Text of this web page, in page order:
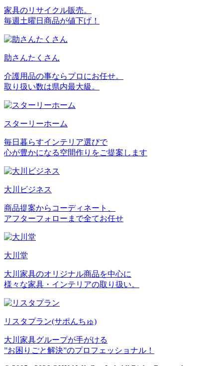
家具のリサイクル販売。
毎週土曜日商品が値下げ！
助さんたくさん
介護用品の事ならプロにお任せ。
取り扱い数は県内最大級。
スターリーホーム
毎日暮らすインテリア選びで
心が豊かになる空間作りをご提案します
大川ビジネス
商品提案からコーディネート、
アフターフォローまで全てお任せ
大川堂
大川家具のオリジナル商品を中心に
様々な家具・インテリアの取り扱い。
リスタプラン(サポんちゅ)
大川家具グループが手がける
”お困りごと解決”のプロフェッショナル！